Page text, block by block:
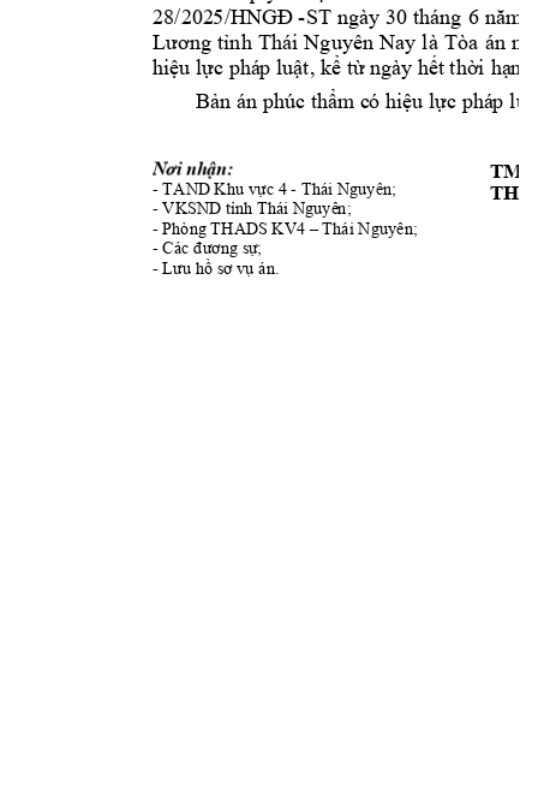
28/2025/HNGĐ -ST ngày 30 tháng 6 năm
Lương tỉnh Thái Nguyên Nay là Tòa án
hiệu lực pháp luật, kể từ ngày hết thời hạn
Bản án phúc thẩm có hiệu lực pháp
Nơi nhận:
- TAND Khu vực 4 - Thái Nguyên;
- VKSND tỉnh Thái Nguyên;
- Phòng THADS KV4 – Thái Nguyên;
- Các đương sự;
- Lưu hồ sơ vụ án.
TM.